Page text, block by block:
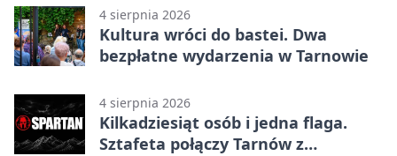
4 sierpnia 2026
Kultura wróci do bastei. Dwa
bezpłatne wydarzenia w Tarnowie
4 sierpnia 2026
Kilkadziesiąt osób i jedna flaga.
Sztafeta połączy Tarnów z